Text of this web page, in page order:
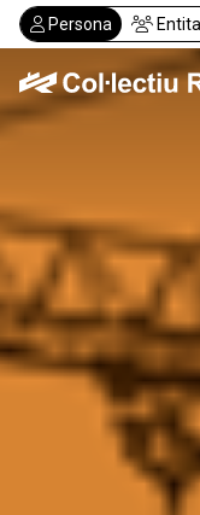
Vés
al
contingut
Persona
Serveis
Actualitat
Despatxos
Demanar visita
Abonaments